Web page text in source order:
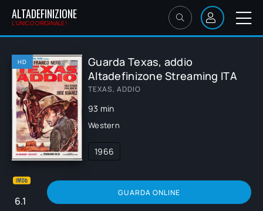
ALTADEFINIZIONE
L'UNICO ORIGINALE!
HD
Guarda Texas, addio
Altadefinizone Streaming ITA
TEXAS, ADDIO
93 min
Western
1966
6.1
GUARDA ONLINE